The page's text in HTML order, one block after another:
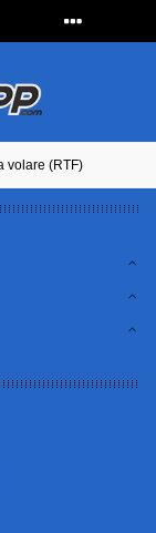
volare (RTF)